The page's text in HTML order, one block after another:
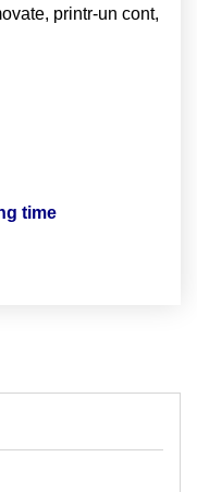
printr-un cont,
time